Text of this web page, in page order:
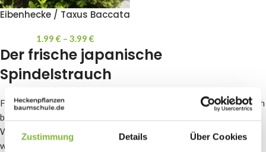
Zustimmung Details Über Cookies
Eibenhecke / Taxus Baccata
1.99 € – 3.99 €
Der frische japanische
Spindelstrauch
Für eine niedrige Hecke ist auch der japanische Spindelstrauch, auch
bekannt als Euonymus japonicus Green Spire, eine ausgezeichnete
Wahl! Er gedeiht sowohl in der Sonne als auch im Schatten und
wächst nur etwa 10 Zentimeter pro Jahr. Normalerweise wird er